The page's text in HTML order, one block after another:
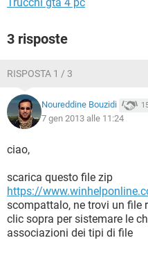
3 risposte
RISPOSTA 1 / 3
Noureddine Bouzidi
7 gen 2013 alle 11:24
ciao,
scarica questo file zip
https://
scompattalo, ne trovi un file
clic sopra per sistemare le
associazioni dei tipi di file